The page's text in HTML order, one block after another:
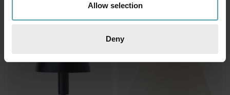
Allow selection
Deny